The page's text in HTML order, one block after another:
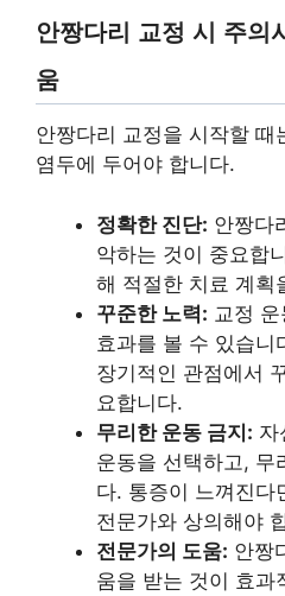
안짱다리 교정 시 주의
움
안짱다리 교정을 시작할 때
염두에 두어야 합니다.
정확한 진단: 안짱다
악하는 것이 중요합
해 적절한 치료 계획
꾸준한 노력: 교정
효과를 볼 수 있습니
장기적인 관점에서
요합니다.
무리한 운동 금지: 자
운동을 선택하고, 무
다. 통증이 느껴진다
전문가와 상의해야
전문가의 도움: 안짱
움을 받는 것이 효과